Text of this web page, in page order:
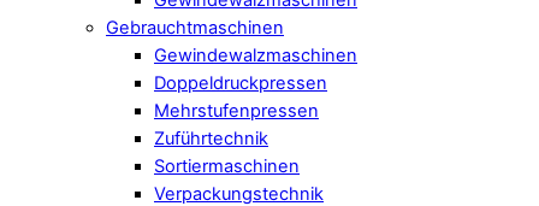
Gebrauchtmaschinen
Gewindewalzmaschinen
Doppeldruckpressen
Mehrstufenpressen
Zuführtechnik
Sortiermaschinen
Verpackungstechnik